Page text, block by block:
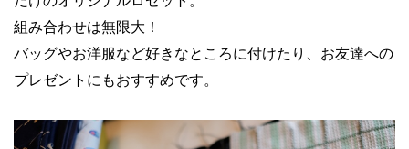
組み合わせは無限大！
バッグやお洋服など好きなところに付けたり、お友達への
プレゼントにもおすすめです。